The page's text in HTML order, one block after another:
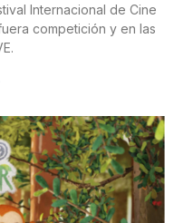
Internacional de Cine
competición y en las